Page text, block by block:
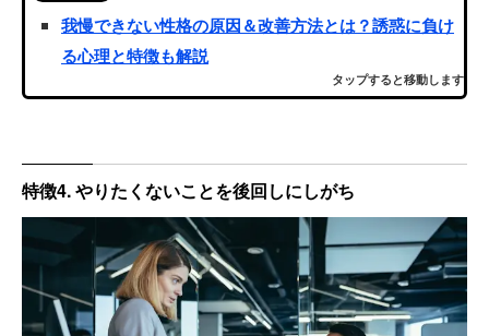
我慢できない性格の原因＆改善方法とは？誘惑に負け
る心理と特徴も解説
タップすると移動します
特徴4. やりたくないことを後回しにしがち